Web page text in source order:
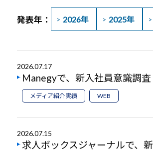
発表年： 2026年 2025年
2026.07.17
Manegyで、新入社員意識調
メディア紹介実績 WEB
2026.07.15
求人ボックスジャーナルで、